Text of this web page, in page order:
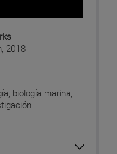
2018
biología marina,